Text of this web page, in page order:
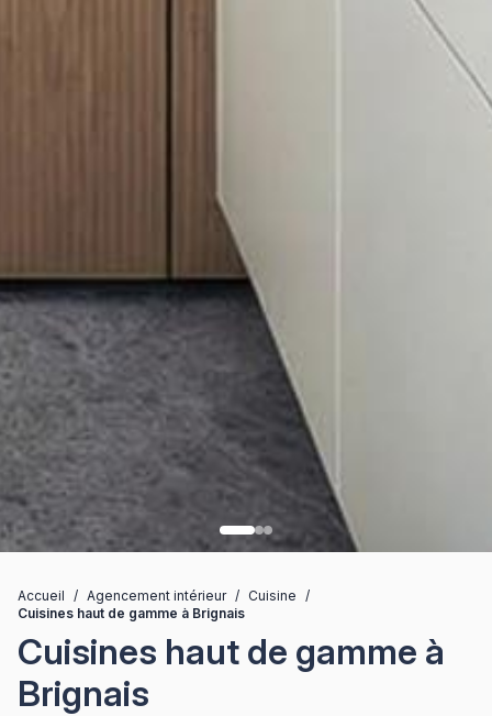
Accueil / Agencement intérieur / Cuisine /
Cuisines haut de gamme à Brignais
Cuisines haut de gamme à
Brignais